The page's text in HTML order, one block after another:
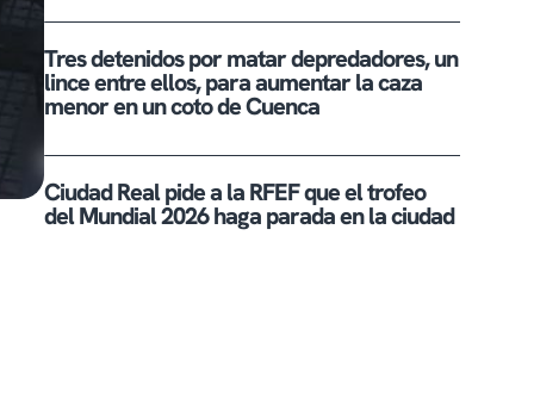
Tres detenidos por matar depredadores, un
lince entre ellos, para aumentar la caza
menor en un coto de Cuenca
Ciudad Real pide a la RFEF que el trofeo
del Mundial 2026 haga parada en la ciudad